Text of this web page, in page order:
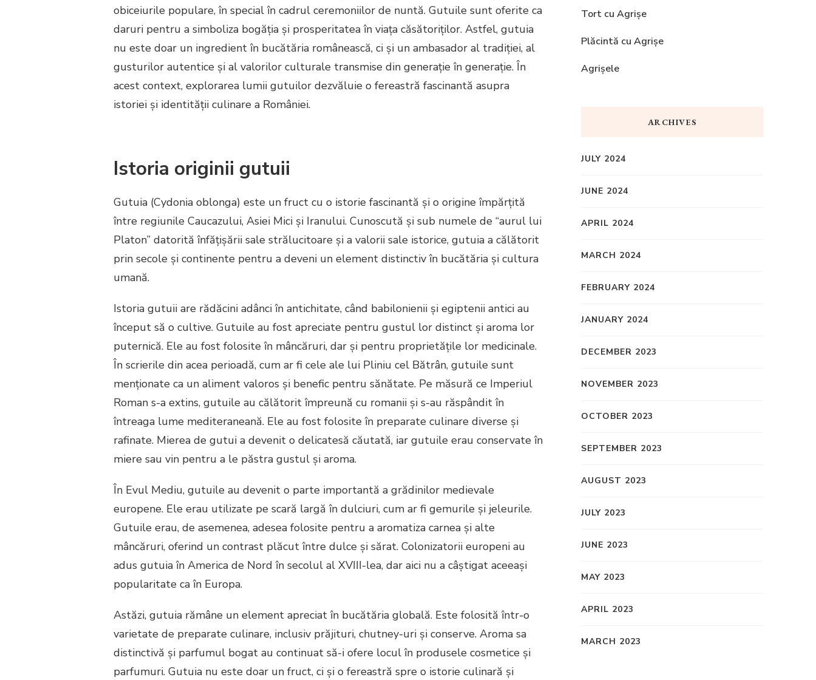
obiceiurile populare, în special în cadrul ceremoniilor de nuntă. Gutuile sunt oferite ca
daruri pentru a simboliza bogăția și prosperitatea în viața căsătoriților. Astfel, gutuia
nu este doar un ingredient în bucătăria românească, ci și un ambasador al tradiției, al
gusturilor autentice și al valorilor culturale transmise din generație în generație. În
acest context, explorarea lumii gutuilor dezvăluie o fereastră fascinantă asupra
istoriei și identității culinare a României.
Istoria originii gutuii
Gutuia (Cydonia oblonga) este un fruct cu o istorie fascinantă și o origine împărțită
între regiunile Caucazului, Asiei Mici și Iranului. Cunoscută și sub numele de “aurul lui
Platon” datorită înfățișării sale strălucitoare și a valorii sale istorice, gutuia a călătorit
prin secole și continente pentru a deveni un element distinctiv în bucătăria și cultura
umană.
Istoria gutuii are rădăcini adânci în antichitate, când babilonienii și egiptenii antici au
început să o cultive. Gutuile au fost apreciate pentru gustul lor distinct și aroma lor
puternică. Ele au fost folosite în mâncăruri, dar și pentru proprietățile lor medicinale.
În scrierile din acea perioadă, cum ar fi cele ale lui Pliniu cel Bătrân, gutuile sunt
menționate ca un aliment valoros și benefic pentru sănătate. Pe măsură ce Imperiul
Roman s-a extins, gutuile au călătorit împreună cu romanii și s-au răspândit în
întreaga lume mediteraneană. Ele au fost folosite în preparate culinare diverse și
rafinate. Mierea de gutui a devenit o delicatesă căutată, iar gutuile erau conservate în
miere sau vin pentru a le păstra gustul și aroma.
În Evul Mediu, gutuile au devenit o parte importantă a grădinilor medievale
europene. Ele erau utilizate pe scară largă în dulciuri, cum ar fi gemurile și jeleurile.
Gutuile erau, de asemenea, adesea folosite pentru a aromatiza carnea și alte
mâncăruri, oferind un contrast plăcut între dulce și sărat. Colonizatorii europeni au
adus gutuia în America de Nord în secolul al XVIII-lea, dar aici nu a câștigat aceeași
popularitate ca în Europa.
Astăzi, gutuia rămâne un element apreciat în bucătăria globală. Este folosită într-o
varietate de preparate culinare, inclusiv prăjituri, chutney-uri și conserve. Aroma sa
distinctivă și parfumul bogat au continuat să-i ofere locul în produsele cosmetice și
parfumuri. Gutuia nu este doar un fruct, ci și o fereastră spre o istorie culinară și
Tort cu Agrișe
Plăcintă cu Agrișe
Agrișele
ARCHIVES
JULY 2024
JUNE 2024
APRIL 2024
MARCH 2024
FEBRUARY 2024
JANUARY 2024
DECEMBER 2023
NOVEMBER 2023
OCTOBER 2023
SEPTEMBER 2023
AUGUST 2023
JULY 2023
JUNE 2023
MAY 2023
APRIL 2023
MARCH 2023